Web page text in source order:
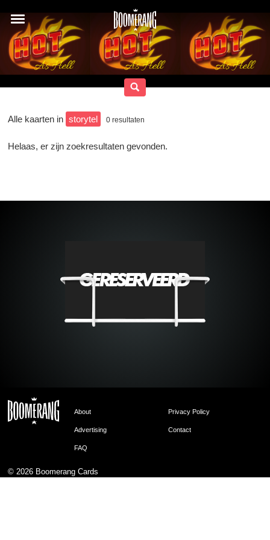
Alle kaarten in storytel 0 resultaten
Helaas, er zijn zoekresultaten gevonden.
About Privacy Policy
Advertising Contact
FAQ
© 2026 Boomerang Cards